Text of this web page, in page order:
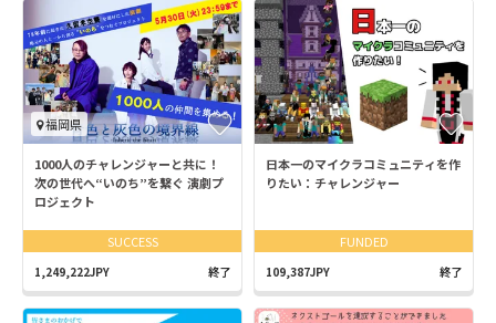
福岡県
1000人のチャレンジャーと共に！
次の世代へ“いのち”を繋ぐ 演劇プ
ロジェクト
SUCCESS
1,249,222JPY 終了
日本一のマイクラコミュニティを作
りたい：チャレンジャー
FUNDED
109,387JPY 終了